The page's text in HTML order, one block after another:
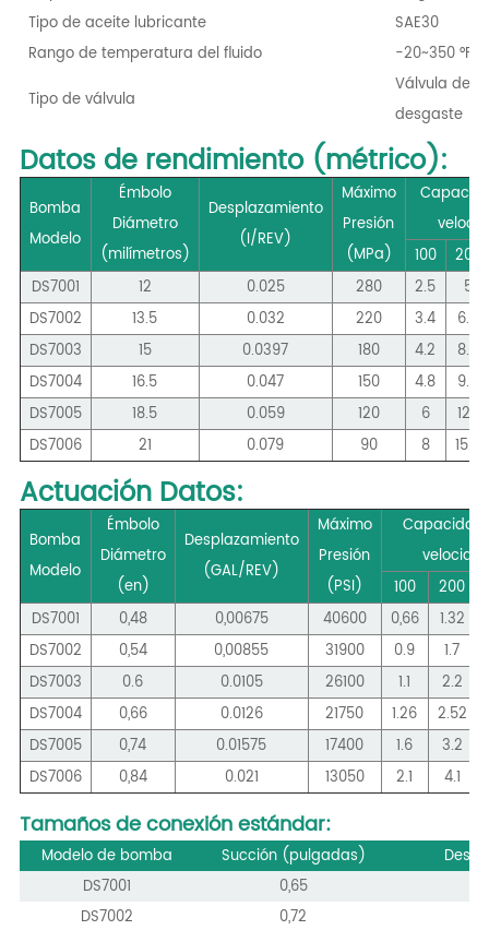
Tipo de aceite lubricante
SAE30
Rango de temperatura del fluido
-20~350 °F/-
Tipo de válvula
Válvula de
desgaste
Datos de rendimiento (métrico):
Bomba
Modelo
Émbolo
Diámetro
(milímetros)
Desplazamiento
(I/REV)
Máximo
Presión
(MPa)
100
200
DS7001
12 0.025 280 2.5
5
DS7002
13.5 0.032 220 3.4
6.4
DS7003
15 0.0397 180 4.2
8.4
DS7004
16.5 0.047 150 4.8
9.6
DS7005
18.5 0.059 120 6
12.1
DS7006
21 0.079 90 8 15.5
Actuación Datos:
Bomba
Modelo
Émbolo
Diámetro
(en)
Desplazamiento
(GAL/REV)
Máximo
Presión
(PSI)
Capacidad
100
200
DS7001
0,48 0,00675 40600 0,66 1.32
DS7002
0,54 0,00855 31900 0.9
1.7
DS7003
0.6 0.0105 26100 1.1
2.2
DS7004
0,66 0.0126 21750 1.26 2.52
DS7005
0,74 0.01575 17400 1.6
3.2
DS7006
0,84 0.021 13050 2.1 4.1
Tamaños de conexión estándar:
Modelo de bomba Succión (pulgadas)
DS7001
0,65
DS7002
0,72